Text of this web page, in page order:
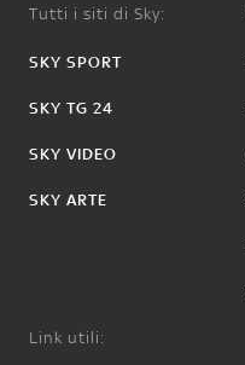
Tutti i siti di Sky:
SKY SPORT
SKY TG 24
SKY VIDEO
SKY ARTE
Link utili: